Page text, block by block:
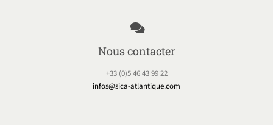
Nous contacter
+33 (0)5 46 43 99 22
infos@sica-atlantique.com